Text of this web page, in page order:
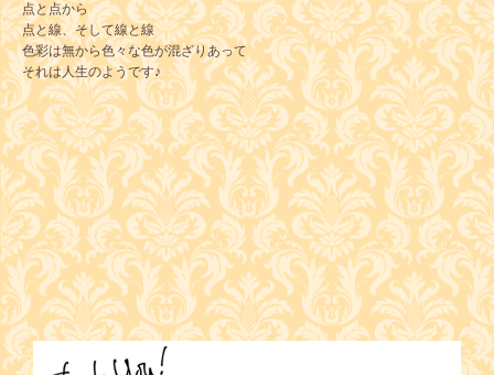
点と点から
点と線、そして線と線
色彩は無から色々な色が混ざりあって
それは人生のようです♪